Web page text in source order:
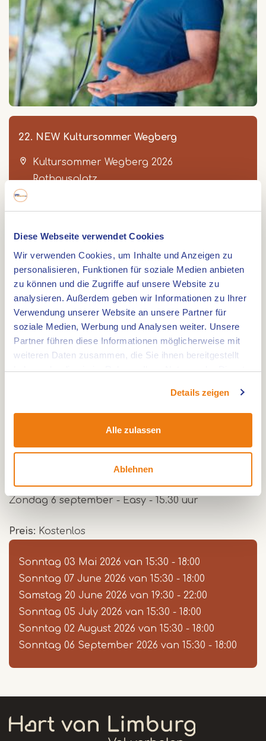
Diese Webseite verwendet Cookies
Wir verwenden Cookies, um Inhalte und Anzeigen zu
personalisieren, Funktionen für soziale Medien anbieten
zu können und die Zugriffe auf unsere Website zu
analysieren. Außerdem geben wir Informationen zu Ihrer
Verwendung unserer Website an unsere Partner für
soziale Medien, Werbung und Analysen weiter. Unsere
Partner führen diese Informationen möglicherweise mit
weiteren Daten zusammen, die Sie ihnen bereitgestellt
haben oder die sie im Rahmen Ihrer Nutzung der Dienste
Details zeigen
Alle zulassen
Ablehnen
22. NEW Kultursommer Wegberg
Kultursommer Wegberg 2026
Rathausplatz
Al voor de 22e keer organiseert de stad Wegberg
samen met sponsors en Japis Bistro de
Wegberger Kultursommer op het Rathausplatz. De
organisatie biedt een gevarieerd
muziekprogramma aan voor verschillende
Zondag 3 mei - Dr. Bob - 15.30 uur
Zondag 7 juni - Acoustic Delite - 15.30 uur
Zaterdag 20 juni - Beets n´ Berries - 19.30 uur
Zondag 5 juli - Rob & Paddy - 15.30 uur
Zondag 2 augustus - Teajay - 15.30 uur
Zondag 6 september - Easy - 15.30 uur
Preis Kostenlos
Sonntag 03 Mai 2026 van 15:30 - 18:00
Sonntag 07 June 2026 van 15:30 - 18:00
Samstag 20 June 2026 van 19:30 - 22:00
Sonntag 05 July 2026 van 15:30 - 18:00
Sonntag 02 August 2026 van 15:30 - 18:00
Sonntag 06 September 2026 van 15:30 - 18:00